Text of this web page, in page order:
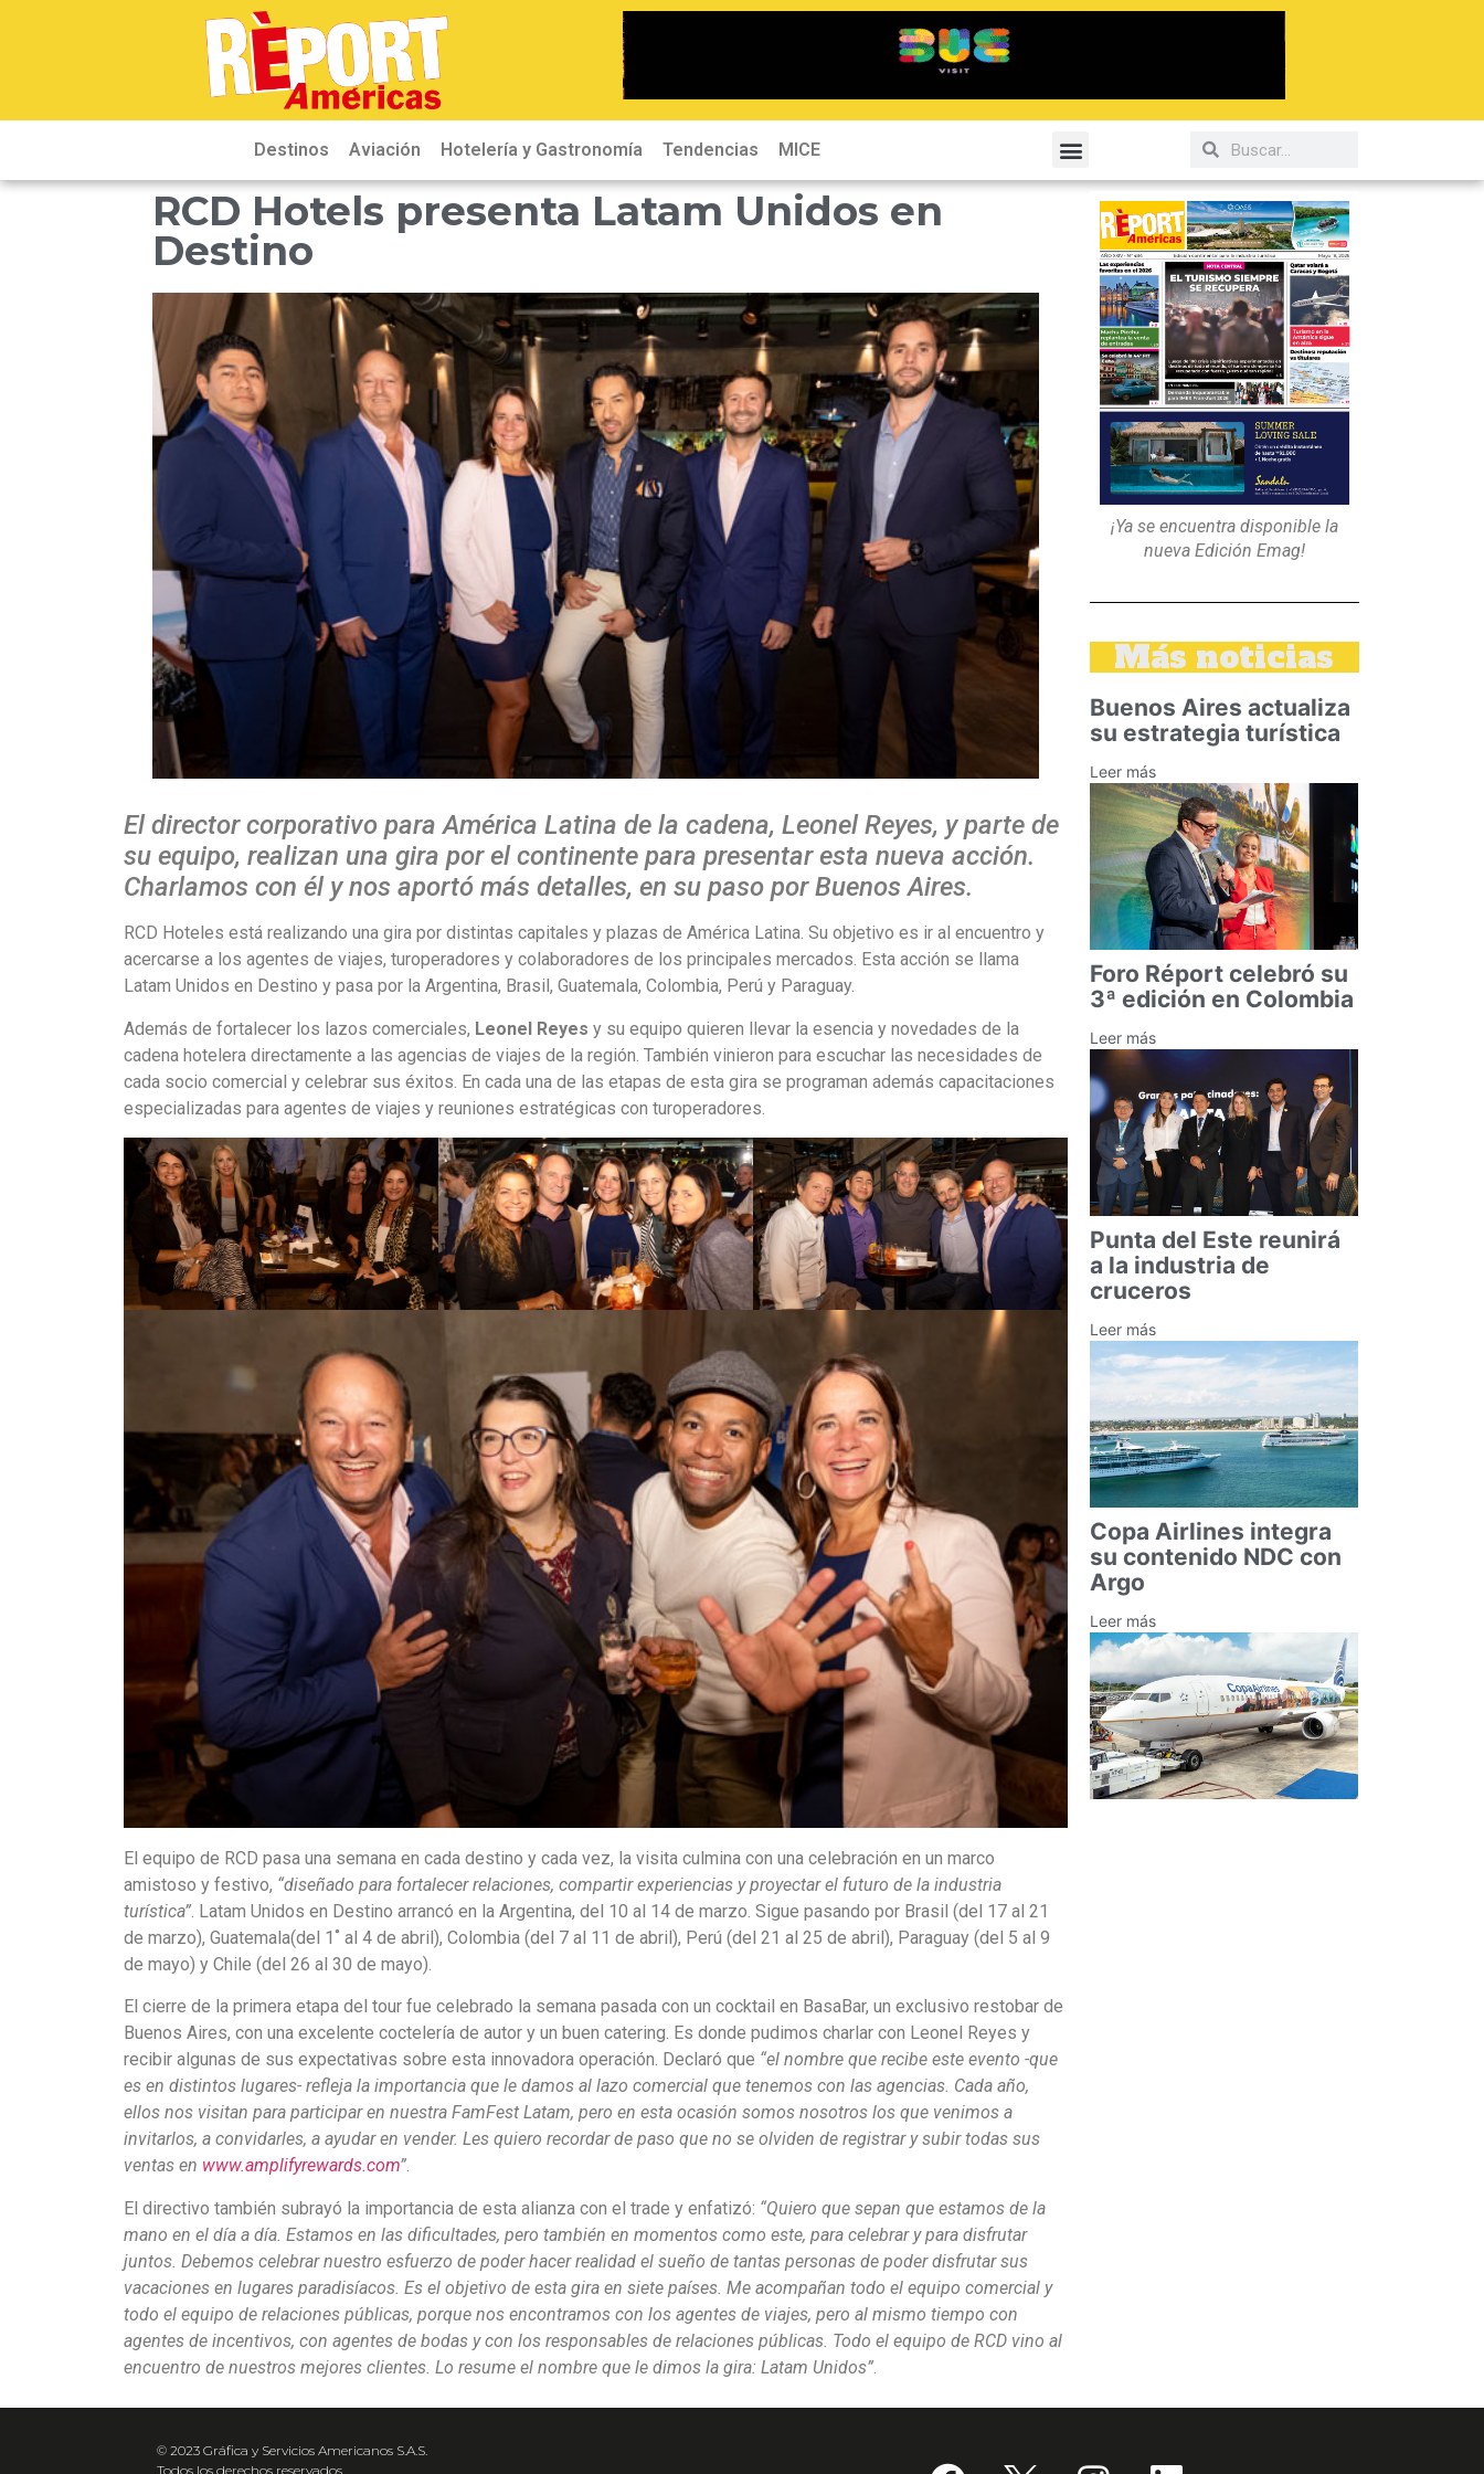
Destinos Aviación Hotelería y Gastronomía Tendencias MICE
RCD Hotels presenta Latam Unidos en
Destino
El director corporativo para América Latina de la cadena, Leonel Reyes, y parte de
su equipo, realizan una gira por el continente para presentar esta nueva acción.
Charlamos con él y nos aportó más detalles, en su paso por Buenos Aires.
RCD Hoteles está realizando una gira por distintas capitales y plazas de América Latina. Su objetivo es ir al encuentro y
acercarse a los agentes de viajes, turoperadores y colaboradores de los principales mercados. Esta acción se llama
Latam Unidos en Destino y pasa por la Argentina, Brasil, Guatemala, Colombia, Perú y Paraguay.
Además de fortalecer los lazos comerciales, Leonel Reyes y su equipo quieren llevar la esencia y novedades de la
cadena hotelera directamente a las agencias de viajes de la región. También vinieron para escuchar las necesidades de
cada socio comercial y celebrar sus éxitos. En cada una de las etapas de esta gira se programan además capacitaciones
especializadas para agentes de viajes y reuniones estratégicas con turoperadores.
El equipo de RCD pasa una semana en cada destino y cada vez, la visita culmina con una celebración en un marco
amistoso y festivo, “diseñado para fortalecer relaciones, compartir experiencias y proyectar el futuro de la industria
turística”. Latam Unidos en Destino arrancó en la Argentina, del 10 al 14 de marzo. Sigue pasando por Brasil (del 17 al 21
de marzo), Guatemala(del 1˚ al 4 de abril), Colombia (del 7 al 11 de abril), Perú (del 21 al 25 de abril), Paraguay (del 5 al 9
de mayo) y Chile (del 26 al 30 de mayo).
El cierre de la primera etapa del tour fue celebrado la semana pasada con un cocktail en BasaBar, un exclusivo restobar de
Buenos Aires, con una excelente coctelería de autor y un buen catering. Es donde pudimos charlar con Leonel Reyes y
recibir algunas de sus expectativas sobre esta innovadora operación. Declaró que “el nombre que recibe este evento -que
es en distintos lugares- refleja la importancia que le damos al lazo comercial que tenemos con las agencias. Cada año,
ellos nos visitan para participar en nuestra FamFest Latam, pero en esta ocasión somos nosotros los que venimos a
invitarlos, a convidarles, a ayudar en vender. Les quiero recordar de paso que no se olviden de registrar y subir todas sus
ventas en www.amplifyrewards.com”.
El directivo también subrayó la importancia de esta alianza con el trade y enfatizó: “Quiero que sepan que estamos de la
mano en el día a día. Estamos en las dificultades, pero también en momentos como este, para celebrar y para disfrutar
juntos. Debemos celebrar nuestro esfuerzo de poder hacer realidad el sueño de tantas personas de poder disfrutar sus
vacaciones en lugares paradisíacos. Es el objetivo de esta gira en siete países. Me acompañan todo el equipo comercial y
todo el equipo de relaciones públicas, porque nos encontramos con los agentes de viajes, pero al mismo tiempo con
agentes de incentivos, con agentes de bodas y con los responsables de relaciones públicas. Todo el equipo de RCD vino al
encuentro de nuestros mejores clientes. Lo resume el nombre que le dimos la gira: Latam Unidos”
¡Ya se encuentra disponible la
nueva Edición Emag!
Más noticias
Buenos Aires actualiza
su estrategia turística
Leer más
Foro Réport celebró su
3ª edición en Colombia
Leer más
Punta del Este reunirá
a la industria de
cruceros
Leer más
Copa Airlines integra
su contenido NDC con
Argo
Leer más
© 2023 Gráfica y Servicios Americanos S.A.S.
Todos los derechos reservados.